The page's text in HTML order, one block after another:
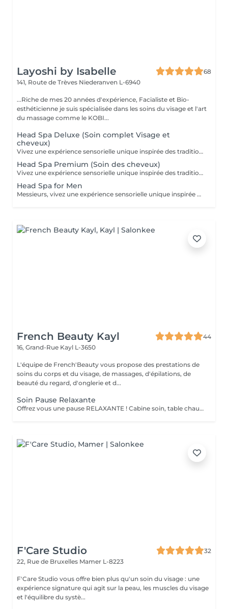
Layoshi by Isabelle
68
141, Route de Trèves Niederanven L-6940
...Riche de mes 20 années d'expérience, Facialiste et Bio-
esthéticienne je suis spécialisée dans les soins du visage et l'art
du massage comme le KOBI...
Head Spa Deluxe (Soin complet Visage et
cheveux)
Vivez une expérience sensorielle unique inspirée des traditions anciennes japonaises dédiées au soin du corps et à l'apaisement de l'esprit. Le Head Spa combine soin des cheveux et du visage pour améliorer la revitalisation du cuir chevelu tout en favorisant la réduction du stress et la relaxation générale: - Démaquillage du visage - Massage du visage manuel "coup d'éclat" - Massage manuel des épaules, de la nuque et du cuir chevelu à l'huile précieuse et utilisation de différents outils - Fontaine d'eau chaude - Masque visage hydratant - Shampoing - Masque capillaire sous bain de vapeur + sérum - Massage des mains et des bras. - Crème + Sérum visage hydradants - Séchage des cheveux (15 minutes)
Head Spa Premium (Soin des cheveux)
Vivez une expérience sensorielle unique inspirée des traditions anciennes japonaises dédiées au soin du corps et à l'apaisement de l'esprit. Le Head Spa combine soin des cheveux et du visage pour améliorer la revitalisation du cuir chevelu tout en favorisant la réduction du stress et la relaxation générale: - Démaquillage du visage - Massage manuel des épaules, de la nuque et du cuir chevelu à l'huile précieuse et utilisation de différents outils - Fontaine d'eau chaude - Shampoing - Masque capillaire sous bain de vapeur + sérum - Massage des mains et des bras. - Séchage des cheveux (15 minutes)
Head Spa for Men
Messieurs, vivez une expérience sensorielle unique inspirée des traditions anciennes japonaises dédiées au soin du corps et à l'apaisement de l'esprit adapté à votre peau. Le Head Spa combine soin des cheveux et du visage pour améliorer la revitalisation du cuir chevelu tout en favorisant la réduction du stress et la relaxation générale: - Soin du visage (nettoyage, massage, masque et/ou soin de la barbe) - Massage manuel des épaules, de la nuque et du cuir chevelu à l'huile précieuse et utilisation de différents outils - Fontaine d'eau chaude - Shampoing - Sérum capillaire - Séchage des cheveux
French Beauty Kayl
44
16, Grand-Rue Kayl L-3650
L'équipe de French'Beauty vous propose des prestations de
soins du corps et du visage, de massages, d'épilations, de
beauté du regard, d'onglerie et d...
Soin Pause Relaxante
Offrez vous une pause RELAXANTE ! Cabine soin, table chauffante, massage crânien ou pieds ou mains ( 20 minutes ) sur fond sonore relaxant, service thé/café
F'Care Studio
32
22, Rue de Bruxelles Mamer L-8223
F'Care Studio vous offre bien plus qu'un soin du visage : une
expérience signature qui agit sur la peau, les muscles du visage
et l'équilibre du systè...